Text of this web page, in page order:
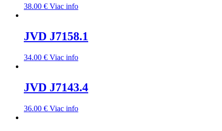
38.00 € Viac info
JVD J7158.1
34.00 € Viac info
JVD J7143.4
36.00 € Viac info